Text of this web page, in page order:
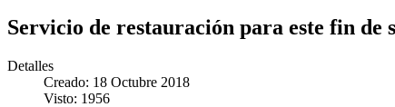
Servicio de restauración para este fin de
Detalles
Creado: 18 Octubre 2018
Visto: 1956